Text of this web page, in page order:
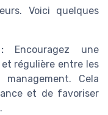
Voici quelques
Encouragez une
régulière entre les
Cela
et de favoriser